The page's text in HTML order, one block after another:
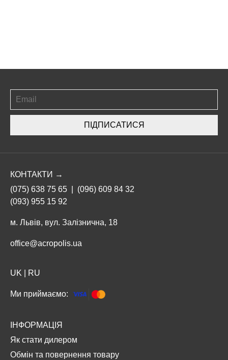
ПІДПИСАТИСЯ
КОНТАКТИ →
(075) 638 75 65
(096) 609 84 32
(093) 955 15 92
м. Львів, вул. Залізнична, 18
office@acropolis.ua
UK RU
Ми приймаємо:
ІНФОРМАЦІЯ
Як стати дилером
Обмін та повернення товару